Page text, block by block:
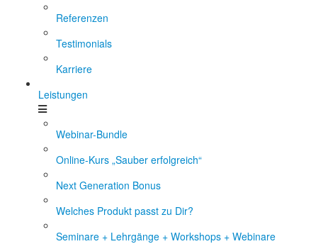
Referenzen
Testimonials
Karriere
Leistungen
Webinar-Bundle
Online-Kurs „Sauber erfolgreich“
Next Generation Bonus
Welches Produkt passt zu Dir?
Seminare + Lehrgänge + Workshops + Webinare